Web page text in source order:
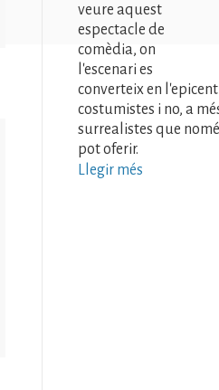
veure aquest
espectacle de
comèdia, on
l'escenari es
converteix en
costumistes i no, a
surrealistes que
pot oferir.
Llegir més